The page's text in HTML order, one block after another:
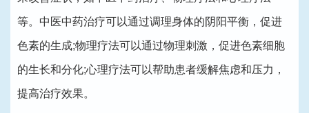
等。中医中药治疗可以通过调理身体的阴阳平衡，促进
色素的生成;物理疗法可以通过物理刺激，促进色素细胞
的生长和分化;心理疗法可以帮助患者缓解焦虑和压力，
提高治疗效果。